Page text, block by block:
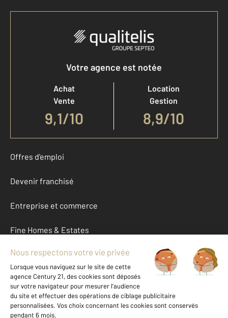
Votre agence est notée
Achat
Vente
9,1/10
Location
Gestion
8,9/10
Offres d'emploi
Devenir franchisé
Entreprise et commerce
Fine Homes & Estates
À propos
International
Nous contacter